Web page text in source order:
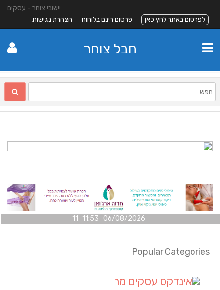
יישובי צוחר – עסקים
לפרסום באתר לחץ כאן
פרסום חינם בלוחות הצהרת נגישות
חבל צוחר
06/08/2026 11:53 11
Popular Categories